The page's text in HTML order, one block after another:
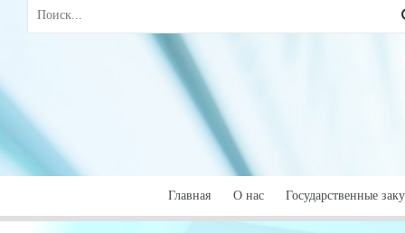
Главная О нас Государственные